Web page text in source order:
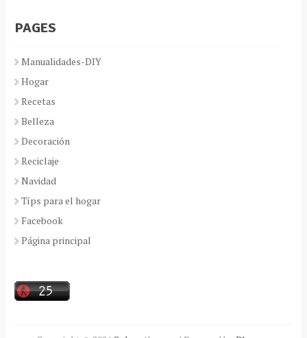
PAGES
Manualidades-DIY
Hogar
Recetas
Belleza
Decoración
Reciclaje
Navidad
Típs para el hogar
Facebook
Página principal